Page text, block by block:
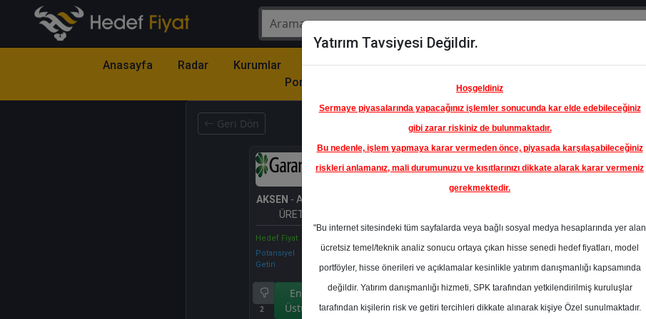
Anasayfa Radar Kurumlar
Model
Portföy
Hisse
Öne
Çıkanlar
Raporlar Partnerlerimiz
Geri Dön
AKSEN - AKSA ENERJİ
ÜRETİM A.Ş.
Hedef Fiyat
Potansiyel
Getiri
%41.58
2
Endeks
Üstü Get.
0
En Yüksek Tahmin
Ortalama Fiyat
Tahmini
Yatırım Tavsiyesi Değildir.
Hoşgeldiniz
Sermaye piyasalarında yapacağınız işlemler sonucunda kar elde edebileceğiniz
gibi zarar riskiniz de bulunmaktadır.
Bu nedenle, işlem yapmaya karar vermeden önce, piyasada karşılaşabileceğiniz
riskleri anlamanız, mali durumunuzu ve kısıtlarınızı dikkate alarak karar vermeniz
gerekmektedir.
"Bu internet sitesindeki tüm sayfalarda veya bağlı sosyal medya hesaplarında yer alan
ücretsiz temel/teknik analiz sonucu ortaya çıkan hisse senedi hedef fiyatları, model
portföyler, hisse önerileri ve açıklamalar kesinlikle yatırım danışmanlığı kapsamında
değildir. Yatırım danışmanlığı hizmeti, SPK tarafından yetkilendirilmiş kuruluşlar
tarafından kişilerin risk ve getiri tercihleri dikkate alınarak kişiye Özel sunulmaktadır.